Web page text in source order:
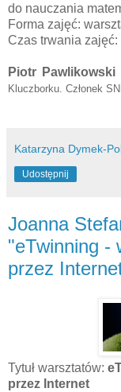
do nauczania
Forma zajęć:
Czas trwania zajęć:
Piotr
Kluczborku. Członek
Katarzyna Dymek-
Udostępnij
Joanna
"eTwinning -
przez
Tytuł warsztatów:
przez Internet